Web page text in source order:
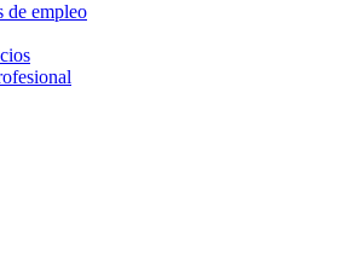
de empleo